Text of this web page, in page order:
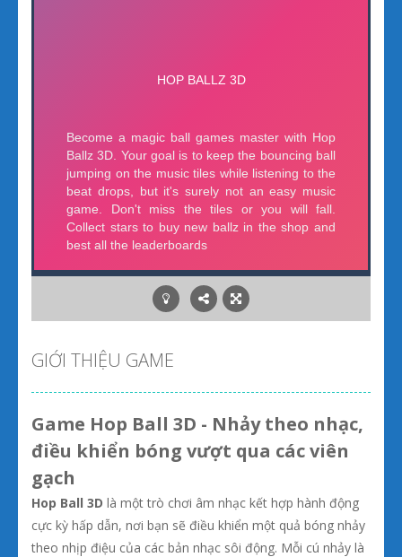
GIỚI THIỆU GAME
Game Hop Ball 3D - Nhảy theo nhạc,
điều khiển bóng vượt qua các viên
gạch
Hop Ball 3D là một trò chơi âm nhạc kết hợp hành động
cực kỳ hấp dẫn, nơi bạn sẽ điều khiển một quả bóng nhảy
theo nhịp điệu của các bản nhạc sôi động. Mỗi cú nhảy là